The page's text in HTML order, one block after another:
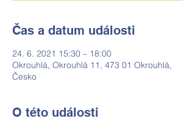
Čas a datum události
24. 6. 2021 15:30 – 18:00
Okrouhlá, Okrouhlá 11, 473 01 Okrouhlá,
Česko
O této události